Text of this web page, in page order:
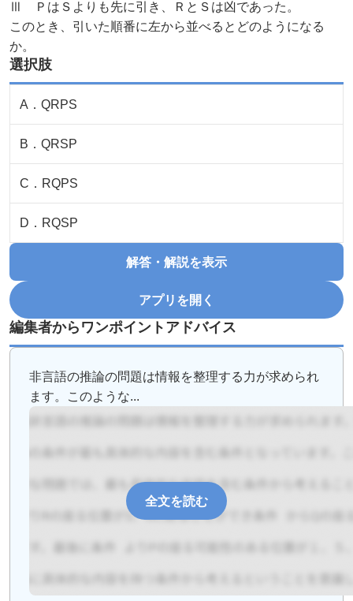
Ⅲ ＰはＳよりも先に引き、ＲとＳは凶であった。
このとき、引いた順番に左から並べるとどのようになる
か。
選択肢
A ． QRPS
B ． QRSP
C ． RQPS
D ． RQSP
解答・解説を表示
アプリを開く
編集者からワンポイントアドバイス
非言語の推論の問題は情報を整理する力が求められ
ます。このような...
全文を読む